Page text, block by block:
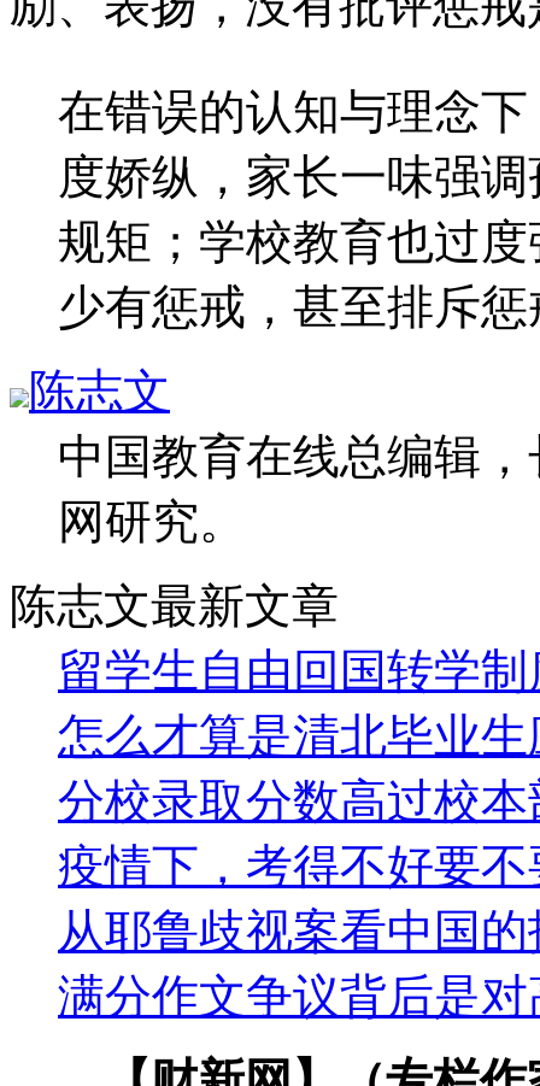
在错误的认知与理念
度娇纵，家长一味强
规矩；学校教育也过
少有惩戒，甚至排斥
陈志文
中国教育在线总编辑
网研究。
陈志文最新文章
留学生自由回国转学
怎么才算是清北毕业
分校录取分数高过校
疫情下，考得不好要
从耶鲁歧视案看中国
满分作文争议背后是